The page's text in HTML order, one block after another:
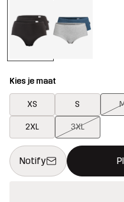
Kies je maat
XS S
2XL 3XL
Notify
Deze knop opent een
{{size}} niet beschikbaar